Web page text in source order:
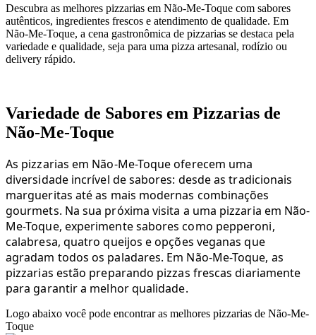
Descubra as melhores pizzarias em Não-Me-Toque com sabores
autênticos, ingredientes frescos e atendimento de qualidade. Em
Não-Me-Toque, a cena gastronômica de pizzarias se destaca pela
variedade e qualidade, seja para uma pizza artesanal, rodízio ou
delivery rápido.
Variedade de Sabores em Pizzarias de
Não-Me-Toque
As pizzarias em Não-Me-Toque oferecem uma
diversidade incrível de sabores: desde as tradicionais
margueritas até as mais modernas combinações
gourmets. Na sua próxima visita a uma pizzaria em Não-
Me-Toque, experimente sabores como pepperoni,
calabresa, quatro queijos e opções veganas que
agradam todos os paladares. Em Não-Me-Toque, as
pizzarias estão preparando pizzas frescas diariamente
para garantir a melhor qualidade.
Logo abaixo você pode encontrar as melhores pizzarias de Não-Me-
Toque